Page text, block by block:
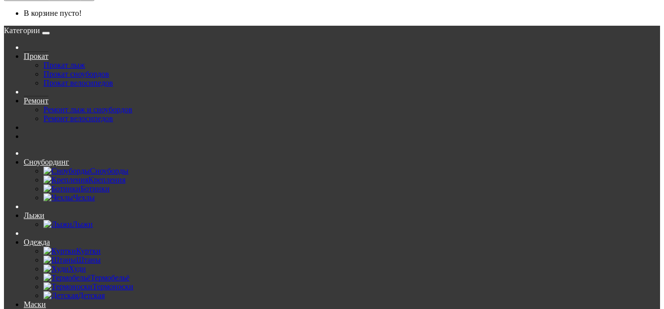
В корзине пусто!
Категории
Прокат
Прокат лыж
Прокат сноубордов
Прокат велосипедов
Ремонт
Ремонт лыж и сноубордов
Ремонт велосипедов
Сноубординг
Сноуборды
Крепления
Ботинки
Чехлы
Лыжи
Лыжи
Одежда
Куртки
Штаны
Худи
Термобельё
Термоноски
Детская
Маски